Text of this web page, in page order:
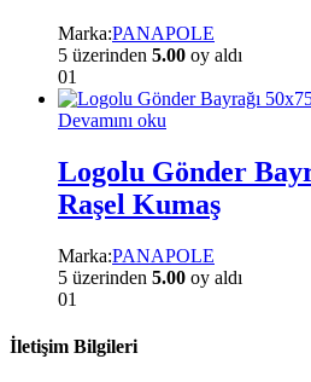
Marka:PANAPOLE
5 üzerinden 5.00 oy aldı
01
Devamını oku
Logolu Gönder
Raşel Kumaş
Marka:PANAPOLE
5 üzerinden 5.00 oy aldı
01
İletişim Bilgileri